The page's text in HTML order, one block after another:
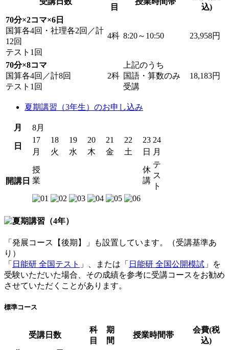
目
込)
70分×2コマ×6日
国算各4回・社理各2回／計
12回
テスト1回
4科 8:20～10:50 23,958円
70分×8コマ
国算各4回／計8回
テスト1回
2科
上記のうち
国語・算数のみ
受講
18,183円
夏期講習（3年生）のお申し込み
月 8月
日
17 18 19 20 21 22 23 24
月
火 水 木 金 土 日 月
開講日
授
業
休
講
テ
ス
ト
「発展コース【後期】」も設置しています。（受講基準あ
り）
「 日能研 全国テスト 」、または「 日能研 全国公開模試 」を
受験いただいた場合、その成績を参考に受講コースをお勧め
させていただくことがあります。
標準コース
受講日数
科
目
期
間
授業時間帯
会費(税
込)